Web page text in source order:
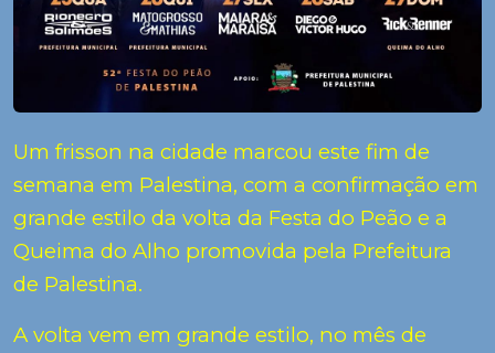
Um frisson na cidade marcou este fim de
semana em Palestina, com a confirmação em
grande estilo da volta da Festa do Peão e a
Queima do Alho promovida pela Prefeitura
de Palestina.
A volta vem em grande estilo, no mês de